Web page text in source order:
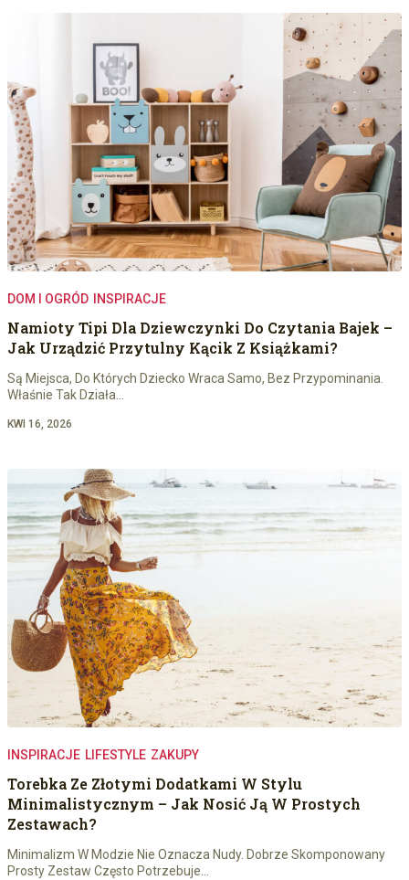
DOM I OGRÓD INSPIRACJE
Namioty Tipi Dla Dziewczynki Do Czytania Bajek –
Jak Urządzić Przytulny Kącik Z Książkami?
Są Miejsca, Do Których Dziecko Wraca Samo, Bez Przypominania.
Właśnie Tak Działa…
KWI 16, 2026
INSPIRACJE LIFESTYLE ZAKUPY
Torebka Ze Złotymi Dodatkami W Stylu
Minimalistycznym – Jak Nosić Ją W Prostych
Zestawach?
Minimalizm W Modzie Nie Oznacza Nudy. Dobrze Skomponowany
Prosty Zestaw Często Potrzebuje…